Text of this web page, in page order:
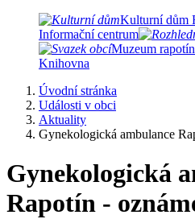
Kulturní dům
Informační centrum
Muzeum
Knihovna
Úvodní stránka
Události v obci
Aktuality
Gynekologická ambulance
Gynekologická
Rapotín -